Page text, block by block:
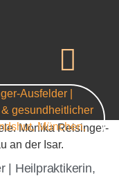
| Heilpraktikerin,